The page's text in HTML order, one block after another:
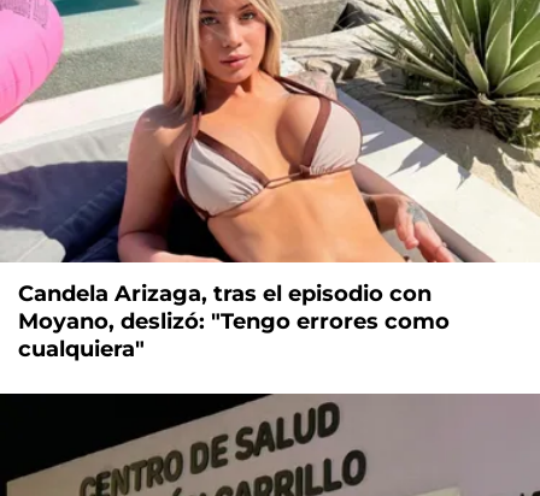
Candela Arizaga, tras el episodio con
Moyano, deslizó: "Tengo errores como
cualquiera"